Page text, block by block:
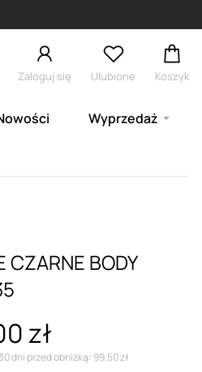
Zaloguj się Ulubione Koszyk
Wyprzedaż
CZARNE BODY
zł
dni przed obniżką: 99,50 zł